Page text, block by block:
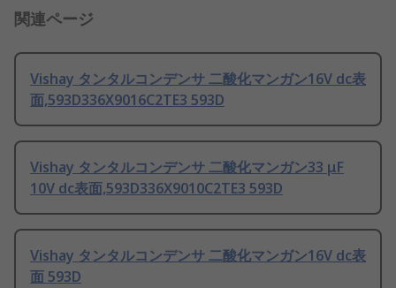
関連ページ
Vishay タンタルコンデンサ 二酸化マンガン16V dc表
面,593D336X9016C2TE3 593D
Vishay タンタルコンデンサ 二酸化マンガン33 μF
10V dc表面,593D336X9010C2TE3 593D
Vishay タンタルコンデンサ 二酸化マンガン16V dc表
面 593D